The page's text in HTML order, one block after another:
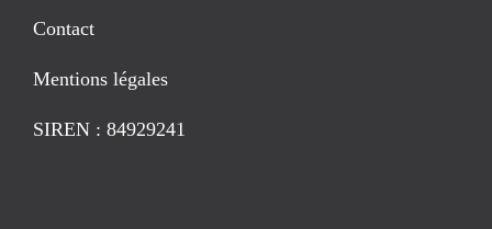
Contact
Mentions légales
SIREN : 84929241